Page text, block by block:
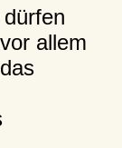
allem